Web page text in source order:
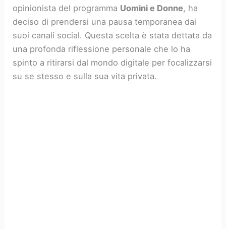
opinionista del programma Uomini e Donne, ha
deciso di prendersi una pausa temporanea dai
suoi canali social. Questa scelta è stata dettata da
una profonda riflessione personale che lo ha
spinto a ritirarsi dal mondo digitale per focalizzarsi
su se stesso e sulla sua vita privata.